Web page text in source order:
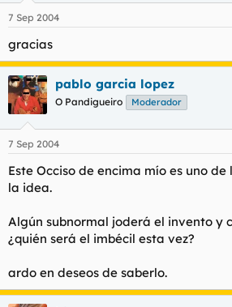
7 Sep 2004
gracias
pablo garcia lopez
O Pandigueiro Moderador
7 Sep 2004
Este Occiso de encima mío es uno
la idea.
Algún subnormal joderá el invento y
¿quién será el imbécil esta vez?
ardo en deseos de saberlo.